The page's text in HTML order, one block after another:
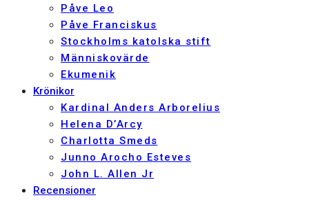
Påve Leo
Påve Franciskus
Stockholms katolska stift
Människovärde
Ekumenik
Krönikor
Kardinal Anders Arborelius
Helena D’Arcy
Charlotta Smeds
Junno Arocho Esteves
John L. Allen Jr
Recensioner